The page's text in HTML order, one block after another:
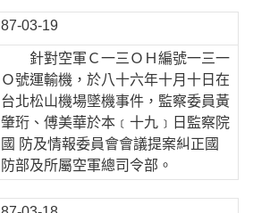
87-03-19
針對空軍Ｃ一三ＯＨ編號一三一
Ｏ號運輸機，於八十六年十月十日在
台北松山機場墜機事件，監察委員黃
肇珩、傅美華於本﹝十九﹞日監察院
國 防及情報委員會會議提案糾正國
防部及所屬空軍總司令部。